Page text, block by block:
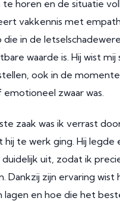
te horen en de situatie
vakkennis met
die in de
waarde is. Hij wist
ook in de
zwaar was.
zaak was ik verrast
hij te werk ging. Hij legde
uit, zodat ik
Dankzij zijn ervaring wist
lagen en hoe die het